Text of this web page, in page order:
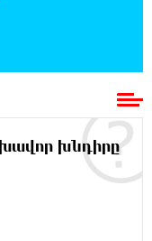
աշխարհ․ Ուժեղ
պատճառով
խնդիրը